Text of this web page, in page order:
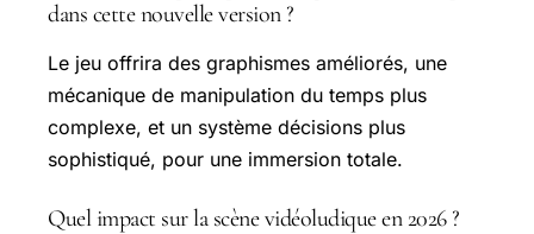
dans cette nouvelle version ?
Le jeu offrira des graphismes améliorés, une
mécanique de manipulation du temps plus
complexe, et un système décisions plus
sophistiqué, pour une immersion totale.
Quel impact sur la scène vidéoludique en 2026 ?